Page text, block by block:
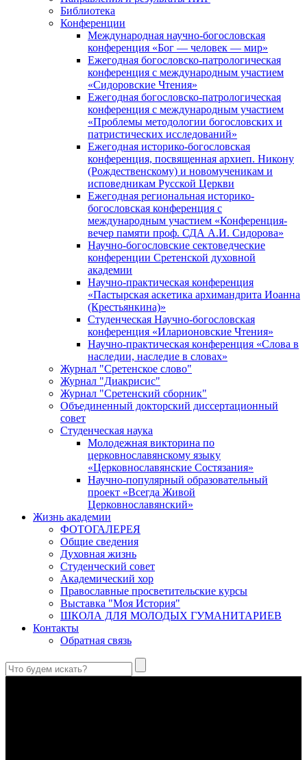
Библиотека
Конференции
Международная научно-богословская
конференция «Бог — человек — мир»
Ежегодная богословско-патрологическая
конференция с международным участием
«Сидоровские Чтения»
Ежегодная богословско-патрологическая
конференция с международным участием
«Проблемы методологии богословских и
патристических исследований»
Ежегодная историко-богословская
конференция, посвященная архиеп. Никону
(Рождественскому) и новомученикам и
исповедникам Русской Церкви
Ежегодная региональная историко-
богословская конференция с
международным участием «Конференция-
вечер памяти проф. СДА А.И. Сидорова»
Научно-богословские сектоведческие
конференции Сретенской духовной
академии
Научно-практическая конференция
«Пастырская аскетика архимандрита Иоанна
(Крестьянкина)»
Студенческая Научно-богословская
конференция «Иларионовские Чтения»
Научно-практическая конференция «Cлова в
наследии, наследие в словах»
Журнал "Сретенское слово"
Журнал "Диакрисис"
Журнал "Сретенский сборник"
Объединенный докторский диссертационный
совет
Студенческая наука
Молодежная викторина по
церковнославянскому языку
«Церковнославянские Состязания»
Научно-популярный образовательный
проект «Всегда Живой
Церковнославянский»
Жизнь академии
ФОТОГАЛЕРЕЯ
Общие сведения
Духовная жизнь
Студенческий совет
Академический хор
Православные просветительские курсы
Выставка "Моя История"
ШКОЛА ДЛЯ МОЛОДЫХ ГУМАНИТАРИЕВ
Контакты
Обратная связь